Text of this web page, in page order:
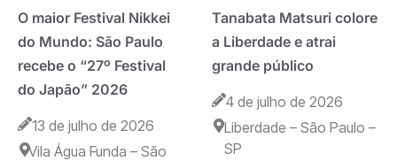
O maior Festival Nikkei
do Mundo: São Paulo
recebe o “27º Festival
do Japão” 2026
13 de julho de 2026
Vila Água Funda – São
Tanabata Matsuri colore
a Liberdade e atrai
grande público
4 de julho de 2026
Liberdade – São Paulo –
SP